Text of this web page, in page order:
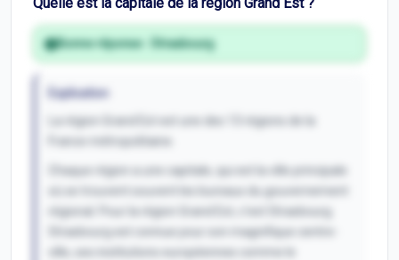
Bonne réponse : Strasbourg
Explication
La région Grand Est est une des 13 régions de la
Chaque région a une capitale, qui est la ville principale
où se trouvent souvent les bureaux du gouvernement
régional. Pour la région Grand Est, c'est Strasbourg.
Strasbourg est connue pour son magnifique centre-
ville, ses institutions européennes comme le